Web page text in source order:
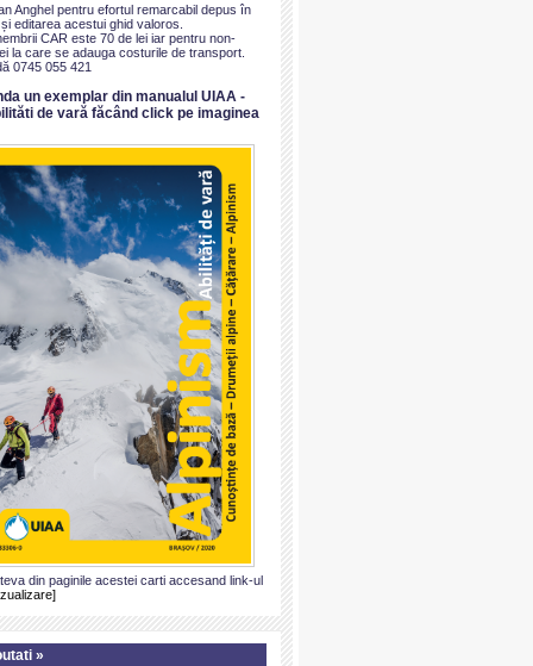
Anghel pentru efortul remarcabil depus în
editarea acestui ghid valoros.
CAR este 70 de lei iar pentru non-
la care se adauga costurile de transport.
0745 055 421
un exemplar din manualul UIAA -
de vară făcând click pe imaginea
din paginile acestei carti accesand link-ul
»